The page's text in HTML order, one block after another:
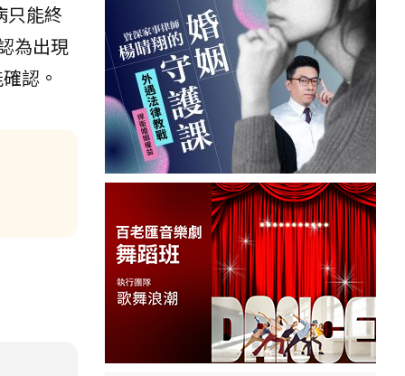
只能終
為出現
認。